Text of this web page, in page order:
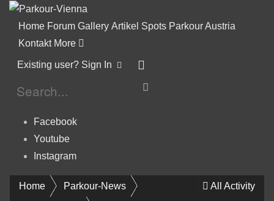
Home Forum Gallery Artikel Spots Parkour Austria
Kontakt More
Existing user? Sign In
Facebook
Youtube
Instagram
All Activity
Home Parkour-News